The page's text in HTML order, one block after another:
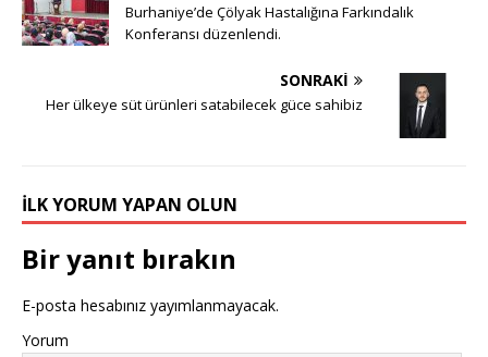
Burhaniye’de Çölyak Hastalığına Farkındalık
Konferansı düzenlendi.
SONRAKI
Her ülkeye süt ürünleri satabilecek güce sahibiz
İLK YORUM YAPAN OLUN
Bir yanıt bırakın
E-posta hesabınız yayımlanmayacak.
Yorum